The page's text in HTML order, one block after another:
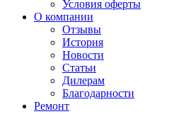
Условия оферты
О компании
Отзывы
История
Новости
Статьи
Дилерам
Благодарности
Ремонт